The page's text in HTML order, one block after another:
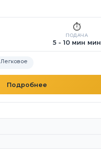
⏱️
ПОДАЧА
5 - 10 мин мин
Легковое
Подробнее